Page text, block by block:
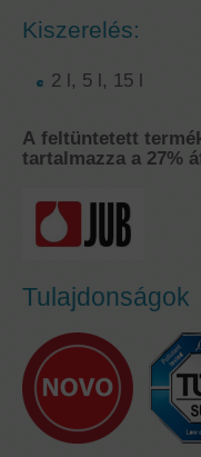
Kiszerelés:
2 l, 5 l, 15 l
A feltüntetett
tartalmazza a 27%
Tulajdonságok